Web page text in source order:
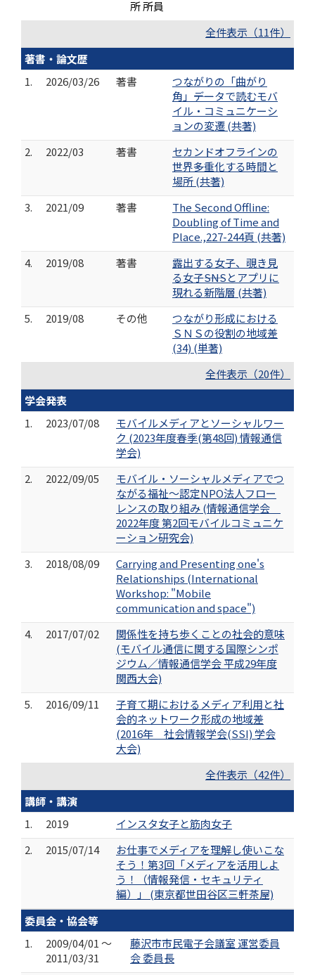
所 所員
全件表示（11件）
著書・論文歴
1.
2026/03/26 著書
つながりの「曲がり
角」――データで読むモバ
イル・コミュニケーシ
ョンの変遷 (共著)
2.
2022/03 著書
セカンドオフラインの
世界――多重化する時間と
場所 (共著)
3.
2021/09 著書
The Second Offline:
Doubling of Time and
Place.,227-244頁 (共著)
4.
2019/08 著書
露出する女子、覗き見
る女子――SNSとアプリに
現れる新階層 (共著)
5.
2019/08 その他
つながり形成における
ＳＮＳの役割の地域差
(34) (単著)
全件表示（20件）
学会発表
1.
2023/07/08
モバイルメディアとソーシャルワー
ク (2023年度春季(第48回) 情報通信
学会)
2.
2022/09/05
モバイル・ソーシャルメディアでつ
ながる福祉～認定NPO法人フロー
レンスの取り組み (情報通信学会
2022年度 第2回モバイルコミュニケ
ーション研究会)
3.
2018/08/09
Carrying and Presenting one's
Relationships (International
Workshop: "Mobile
communication and space")
4.
2017/07/02
関係性を持ち歩くことの社会的意味
(モバイル通信に関する国際シンポ
ジウム／情報通信学会 平成29年度
関西大会)
5.
2016/09/11
子育て期におけるメディア利用と社
会的ネットワーク形成の地域差
(2016年 社会情報学会(SSI) 学会
大会)
全件表示（42件）
講師・講演
1.
2019
インスタ女子と筋肉女子
2.
2015/07/14
お仕事でメディアを理解し使いこな
そう！第3回「メディアを活用しよ
う！（情報発信・セキュリティ
編）」 (東京都世田谷区三軒茶屋)
委員会・協会等
1.
2009/04/01 ～
2011/03/31
藤沢市市民電子会議室 運営委員
会 委員長